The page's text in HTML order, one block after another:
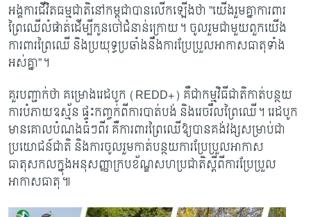
អង្គការជីវិតធម្មជាតិនៅកម្ពុជាបានលើកឡើងថា ”យើងរួមគ្នាការពារ
ព្រៃឈើលំផាត់ដើម្បីកូនចៅជំនាន់ក្រោយ។ ចូលរួមជាមួយពួកយើង
ការពារព្រៃឈើ និងប្រយុទ្ធប្រឆាំងនឹងការប្រែប្រួលអាកាសធាតុទាំង
អស់គ្នា”។
គួរបញ្ជាក់ថា គម្រោងរេដបូក (REDD+) គឺជាកម្មវិធីជាតិកាត់បន្ថយ
ការបំភាយឧស័្មន ផ្ទះកញ្ចក់ពីការបាត់បង់ និងរេចរឹលព្រៃឈើ។ រេដបូក
មានគោលបំណងធំៗពីរ គឺការពារព្រៃឈើឱ្យបានគង់វង្សសម្រាប់ជា
ប្រយោជន៍ជាតិ និងការចូលរួមកាត់បន្ថយការប្រែប្រួលអាកាស
ធាតុសកលក្នុងអនុសញ្ញាក្របខ័ណ្ឌសហប្រជាតិស្តីពីការប្រែប្រួល
អាកាសធាតុ៕